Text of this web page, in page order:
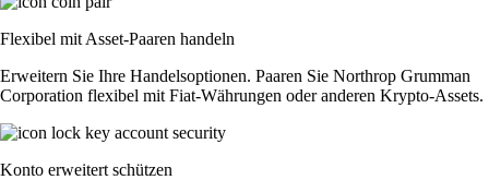
Flexibel mit Asset-Paaren handeln
Erweitern Sie Ihre Handelsoptionen. Paaren Sie Northrop Grumman
Corporation flexibel mit Fiat-Währungen oder anderen Krypto-Assets.
Konto erweitert schützen